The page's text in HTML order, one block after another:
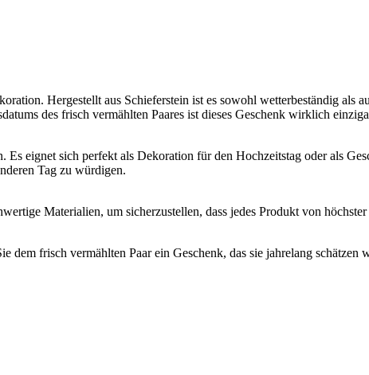
Hergestellt aus Schieferstein ist es sowohl wetterbeständig als
des frisch vermählten Paares ist dieses Geschenk wirklich
eignet sich perfekt als Dekoration für den Hochzeitstag oder als
Tag zu würdigen.
Materialien, um sicherzustellen, dass jedes Produkt von
dem frisch vermählten Paar ein Geschenk, das sie jahrelang schätzen